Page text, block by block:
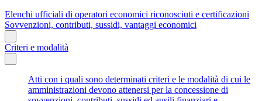
Elenchi ufficiali di operatori economici riconosciuti e certificazioni
Sovvenzioni, contributi, sussidi, vantaggi economici
Criteri e modalità
Atti con i quali sono determinati criteri e le modalità di cui le
amministrazioni devono attenersi per la concessione di